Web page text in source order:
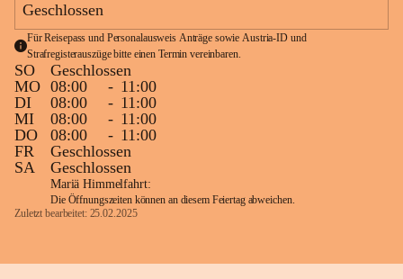
Geschlossen
Für Reisepass und Personalausweis Anträge sowie Austria-ID und
Strafregisterauszüge bitte einen Termin vereinbaren.
SO
Geschlossen
MO 08:00 - 11:00
DI
08:00 - 11:00
MI
08:00 - 11:00
DO
08:00 - 11:00
FR
Geschlossen
SA
Geschlossen
Mariä Himmelfahrt:
Die Öffnungszeiten können an diesem Feiertag abweichen.
Zuletzt bearbeitet: 25.02.2025